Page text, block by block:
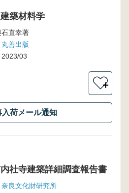
築材料学
石直幸著
丸善出版
2023/03
＋
入荷メール通知
社寺建築詳細調査報告書
奈良文化財研究所